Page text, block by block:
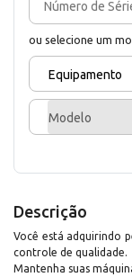
ou selecione um
Equipamento
Modelo
Descrição
Você está adquirindo
controle de qualidade.
Mantenha suas